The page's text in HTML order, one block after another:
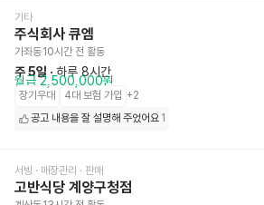
기타
주식회사 큐엠
가좌동10시간 전 활동
주 5일 · 하루 8시간
월급 2,500,000원
장기우대 4대 보험 가입 +2
공고 내용을 잘 설명해 주었어요 1
서빙 · 매장관리 · 판매
고반식당 계양구청점